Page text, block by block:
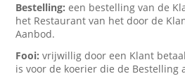
Bestelling:een bestelling van de
het Restaurant van het door de
Aanbod.
Fooi:vrijwillig door een Klant
is voor de koerier die de Bestelling